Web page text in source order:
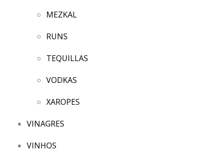
MEZKAL
RUNS
TEQUILLAS
VODKAS
XAROPES
VINAGRES
VINHOS